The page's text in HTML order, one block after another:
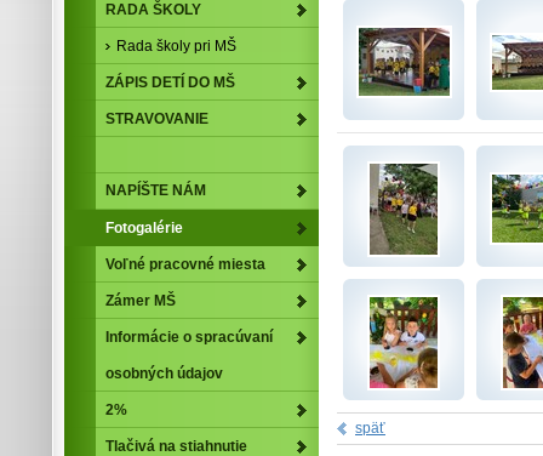
späť
RADA ŠKOLY
Rada školy pri MŠ
ZÁPIS DETÍ DO MŠ
STRAVOVANIE
NAPÍŠTE NÁM
Fotogalérie
Voľné pracovné miesta
Zámer MŠ
Informácie o spracúvaní
osobných údajov
2%
Tlačivá na stiahnutie